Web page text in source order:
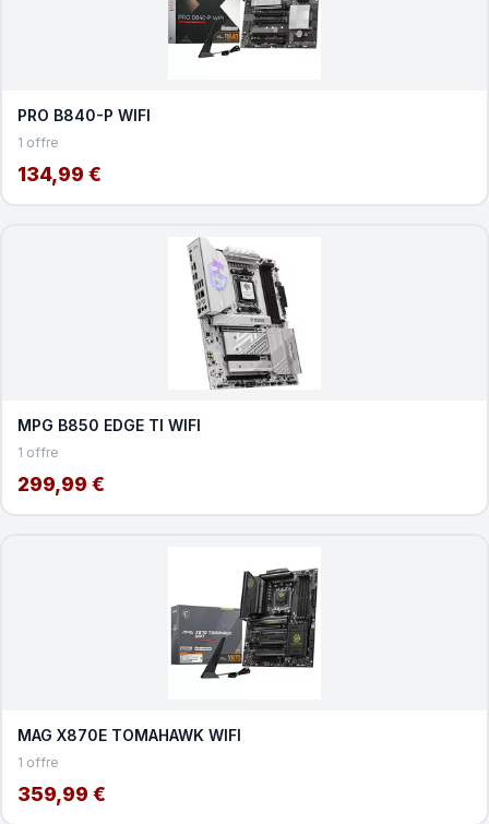
PRO B840-P WIFI
1 offre
134,99 €
MPG B850 EDGE TI WIFI
1 offre
299,99 €
MAG X870E TOMAHAWK WIFI
1 offre
359,99 €